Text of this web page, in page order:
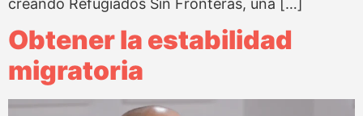
creando Refugiados Sin Fronteras, una […]
Obtener la estabilidad
migratoria